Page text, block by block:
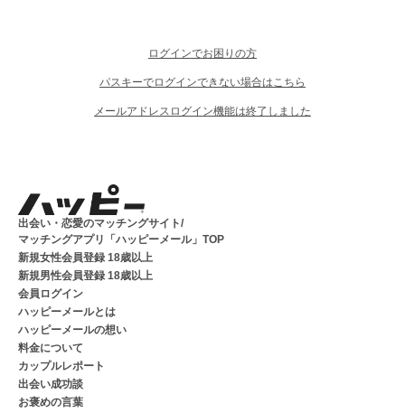
ログインでお困りの方
パスキーでログインできない場合はこちら
メールアドレスログイン機能は終了しました
出会い・恋愛のマッチングサイト/
マッチングアプリ「ハッピーメール」TOP
新規女性会員登録 18歳以上
新規男性会員登録 18歳以上
会員ログイン
ハッピーメールとは
ハッピーメールの想い
料金について
カップルレポート
出会い成功談
お褒めの言葉